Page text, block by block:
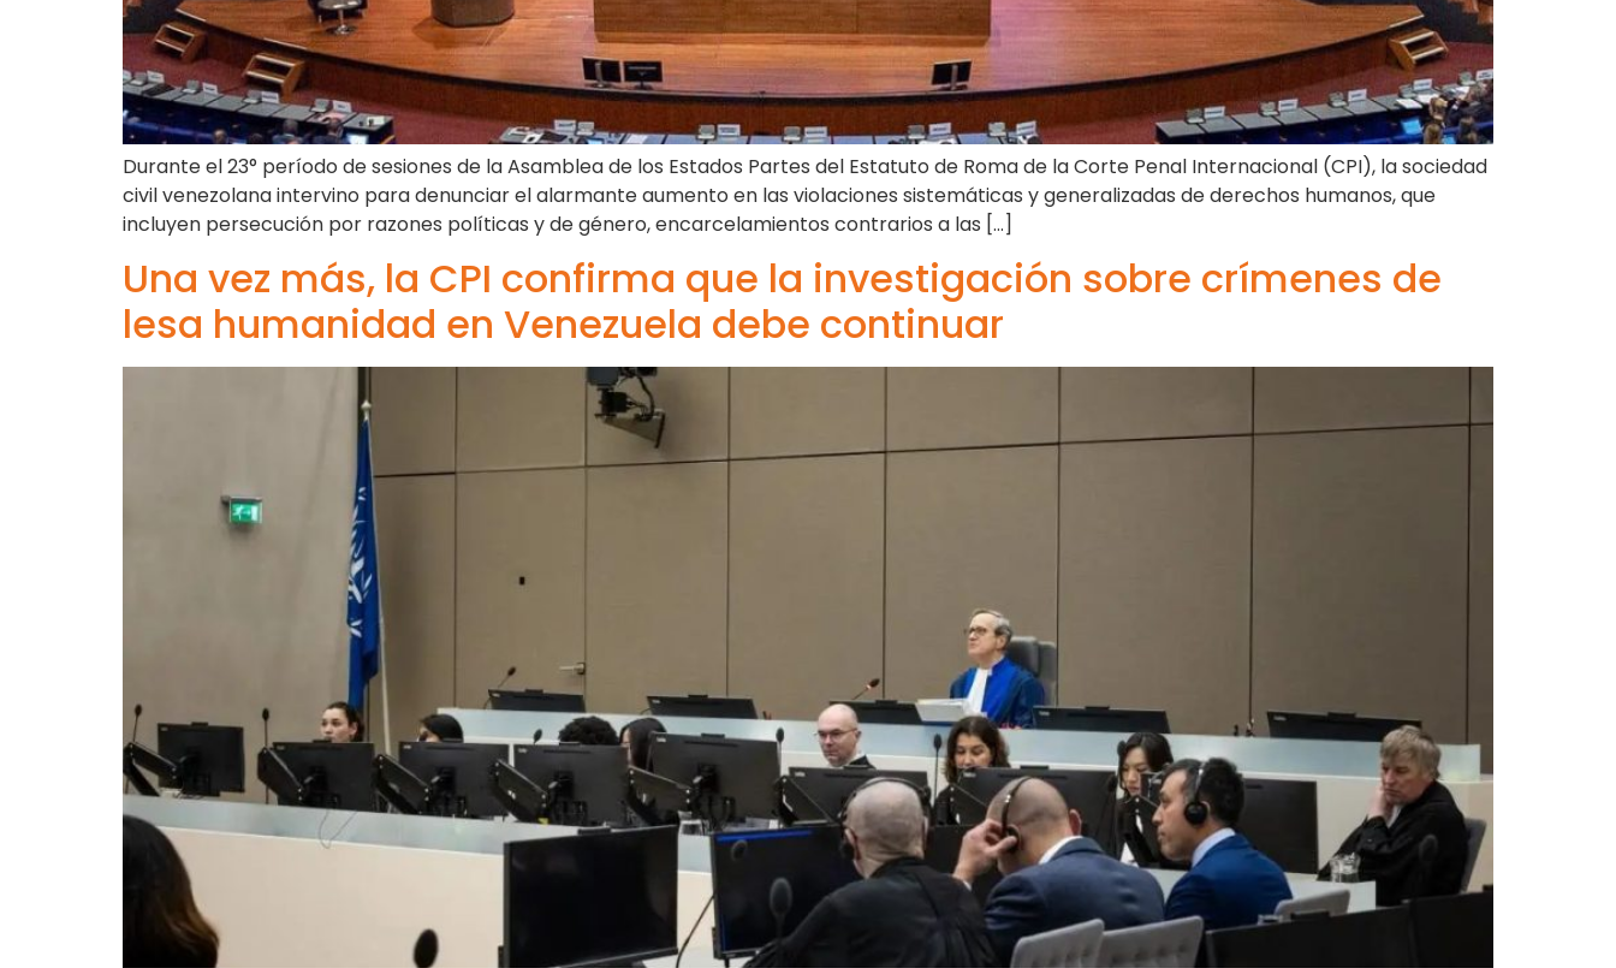
Durante el 23° período de sesiones de la Asamblea de los Estados Partes del Estatuto de Roma de la Corte Penal Internacional (CPI), la sociedad
civil venezolana intervino para denunciar el alarmante aumento en las violaciones sistemáticas y generalizadas de derechos humanos, que
incluyen persecución por razones políticas y de género, encarcelamientos contrarios a las […]
Una vez más, la CPI confirma que la investigación sobre crímenes de
lesa humanidad en Venezuela debe continuar